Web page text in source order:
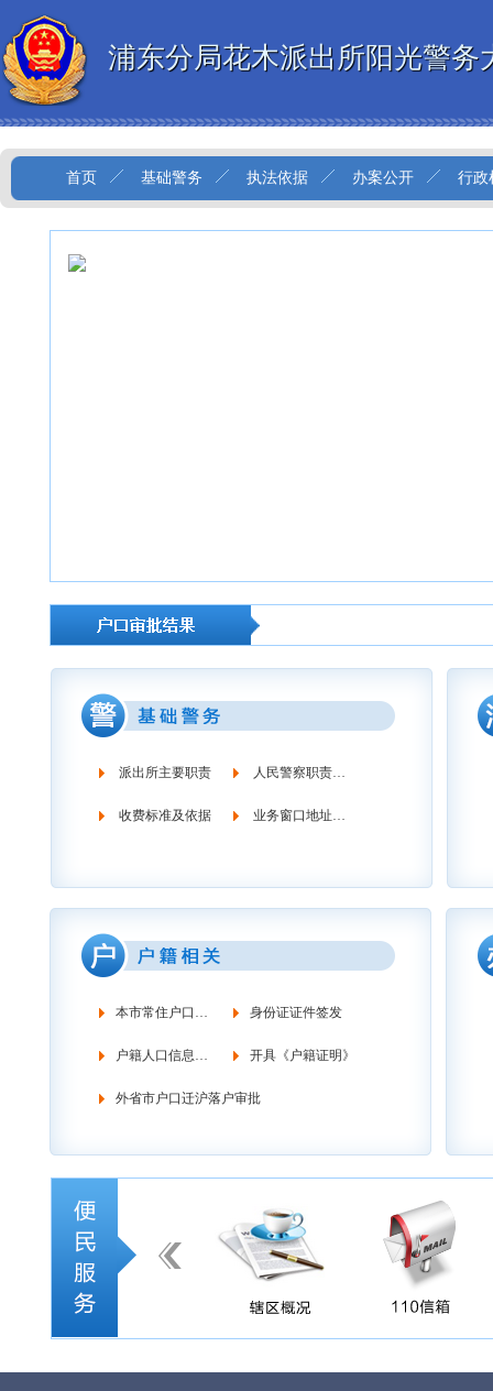
浦东分局花木派出所阳光警务
首页 基础警务 执法依据 办案公开 行政
派出所主要职责 人民警察职责义务
收费标准及依据 业务窗口地址时间
本市常住户口管理 身份证证件签发
户籍人口信息调查 开具《户籍证明》
外省市户口迁沪落户审批